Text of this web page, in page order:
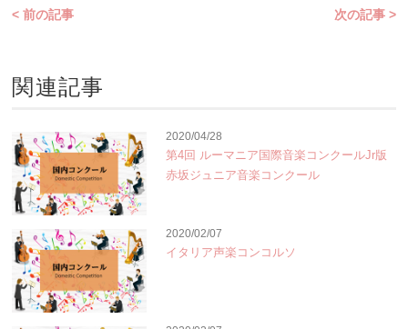
< 前の記事 次の記事 >
関連記事
2020/04/28
第4回 ルーマニア国際音楽コンクールJr版
赤坂ジュニア音楽コンクール
2020/02/07
イタリア声楽コンコルソ